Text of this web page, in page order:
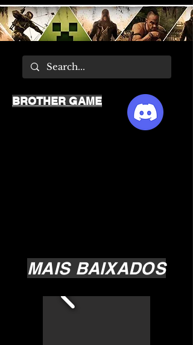
MAIS BAIXADOS
BROTHER GAME